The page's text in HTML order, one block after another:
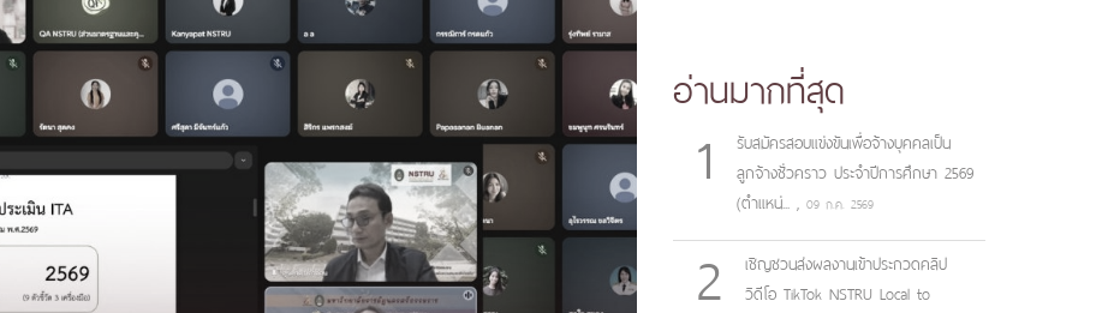
อ่านมากที่สุด
1
รับสมัครสอบแข่งขันเพื่อจ้างบุคคลเป็น
ลูกจ้างชั่วคราว ประจำปีการศึกษา 2569
(ตำแหน่... , 09 ก.ค. 2569
2
เชิญชวนส่งผลงานเข้าประกวดคลิป
วิดีโอ TikTok NSTRU Local to